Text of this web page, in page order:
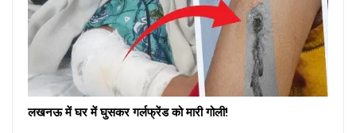
लखनऊ में घर में घुसकर गर्लफ्रेंड को मारी गोली!